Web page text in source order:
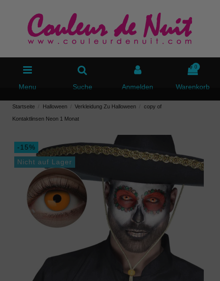
Menu Suche Anmelden
0
Warenkorb
Startseite Halloween Verkleidung Zu Halloween copy of
Kontaktlinsen Neon 1 Monat
-15%
Nicht auf Lager